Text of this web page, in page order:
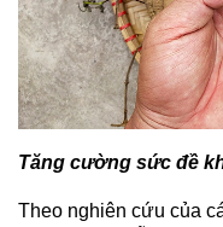
Tăng cường sức đề
Theo nghiên cứu của